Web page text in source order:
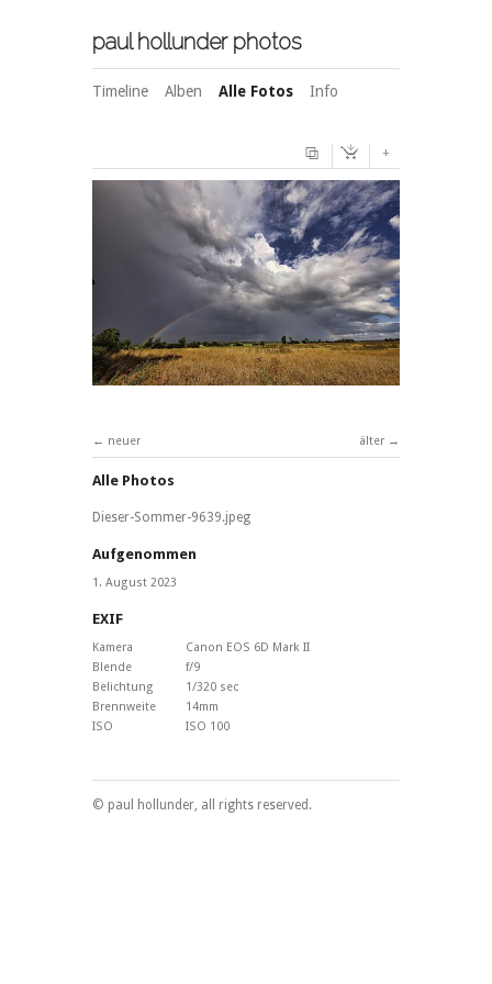
paul hollunder photos
Timeline Alben Alle Fotos Info
+
älter
neuer
Alle Photos
Dieser-Sommer-9639.jpeg
Aufgenommen
1. August 2023
EXIF
Kamera
Canon EOS 6D Mark II
Blende
f/9
Belichtung
1/320 sec
Brennweite
14mm
ISO
ISO 100
© paul hollunder, all rights reserved.